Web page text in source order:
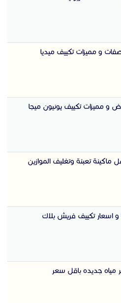
و مميزات تكييف ميديا
و مميزات تكييف يونيون ميجا
ماكينة تعبئة وتغليف الموازين
و اسعار تكييف فريش بلاك
مياه جديده باقل سعر